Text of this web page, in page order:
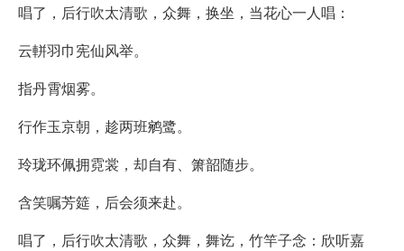
唱了，后行吹太清歌，众舞，换坐，当花心一人唱：
云軿羽巾宪仙风举。
指丹霄烟雾。
行作玉京朝，趁两班鹓鹭。
玲珑环佩拥霓裳，却自有、箫韶随步。
含笑嘱芳筵，后会须来赴。
唱了，后行吹太清歌，众舞，舞讫，竹竿子念：欣听嘉